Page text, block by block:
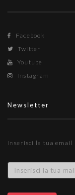
Facebook
Twitter
Youtube
Instagram
Newsletter
Inserisci la tua